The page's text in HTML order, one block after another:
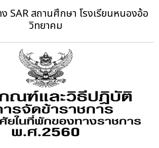
SAR สถานศึกษา โรงเรียนหนองอ้อ
วิทยาคม